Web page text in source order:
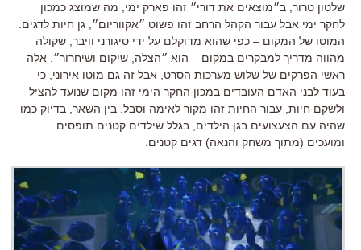
שלטון טרור; ב״מוצאים את דורי״ זהו פארק ימי, מה שמוצג כמכון
לחקר ימי אבל עבור הקהל הרחב זהו פשוט ״אקווריום״, גן חיות לדגים.
המוטו של המקום – כפי שהוא מדוקלם על ידי סיגורני וויבר, שקולה
מהווה מדריך למבקרים במקום – הוא ״הצלה, שיקום ושיחרור״. אלה
ראשי הפרקים של שלוש מערכות הסרט, אבל זה גם מוטו אירוני, כי
בעוד לבני האדם העובדים במכון החקר הימי זהו מקום שנועד להציל
ולשקם חיות, עבור החיות זהו מקור לאימה וסבל. בין השאר, בדיוק כמו
שהיה עם הצעצועים בגן הילדים, בגלל שילדים קטנים תופסים
ומועכים (מתוך משחק והנאה) דגים קטנים.